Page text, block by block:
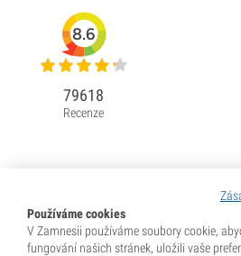
Používáme cookies
V Zamnesii používáme soubory cookie,
fungování našich stránek, uložili vaše
8.6
79618
Recenze